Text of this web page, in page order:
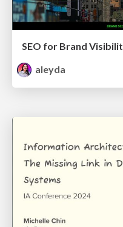
SEO for Brand
aleyda